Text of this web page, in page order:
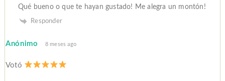
Qué bueno o que te hayan gustado! Me alegra un montón!
Responder
Anónimo 8 meses ago
Votó